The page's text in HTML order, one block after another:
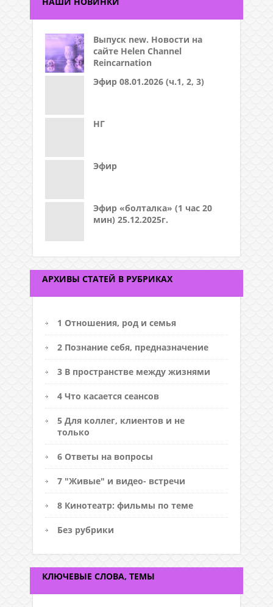
Выпуск new. Новости на
сайте Helen Channel
Reincarnation
Эфир 08.01.2026 (ч.1, 2, 3)
НГ
Эфир
Эфир «болталка» (1 час 20
мин) 25.12.2025г.
АРХИВЫ СТАТЕЙ В РУБРИКАХ
1 Отношения, род и семья
2 Познание себя, предназначение
3 В пространстве между жизнями
4 Что касается сеансов
5 Для коллег, клиентов и не
только
6 Ответы на вопросы
7 "Живые" и видео- встречи
8 Кинотеатр: фильмы по теме
Без рубрики
КЛЮЧЕВЫЕ СЛОВА, ТЕМЫ